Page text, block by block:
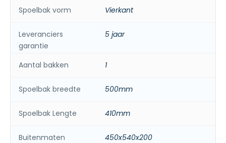
Spoelbak vorm Vierkant
Leveranciers
garantie
5 jaar
Aantal bakken 1
Spoelbak breedte 500mm
Spoelbak Lengte 410mm
Buitenmaten
450x540x200